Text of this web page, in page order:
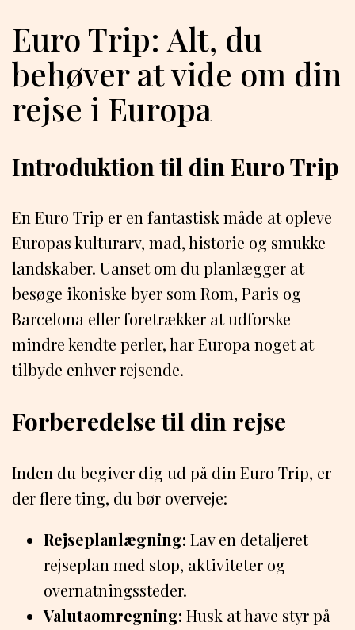
Euro Trip: Alt, du
behøver at vide om din
rejse i Europa
Introduktion til din Euro Trip
En Euro Trip er en fantastisk måde at opleve
Europas kulturarv, mad, historie og smukke
landskaber. Uanset om du planlægger at
besøge ikoniske byer som Rom, Paris og
Barcelona eller foretrækker at udforske
mindre kendte perler, har Europa noget at
tilbyde enhver rejsende.
Forberedelse til din rejse
Inden du begiver dig ud på din Euro Trip, er
der flere ting, du bør overveje:
Rejseplanlægning: Lav en detaljeret
rejseplan med stop, aktiviteter og
overnatningssteder.
Valutaomregning: Husk at have styr på